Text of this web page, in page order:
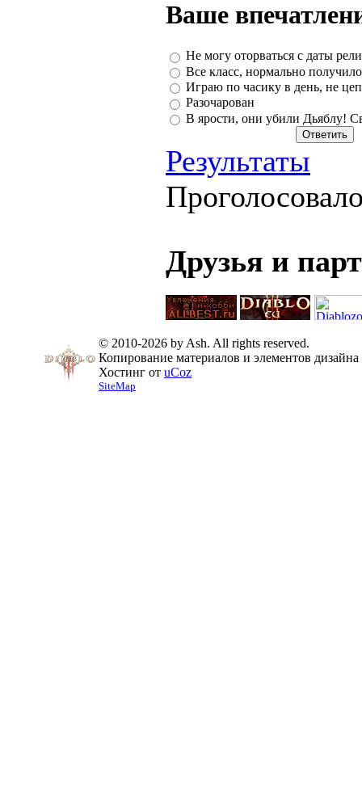
Ваше
Не могу оторваться с даты
Все класс, нормально
Играю по часику в день, не
Разочарован
В ярости, они убили Дьяблу!
Результаты
Друзья и
© 2010-2026 by Ash. All rights reserved.
Копирование материалов и элементов
Хостинг от uCoz
SiteMap